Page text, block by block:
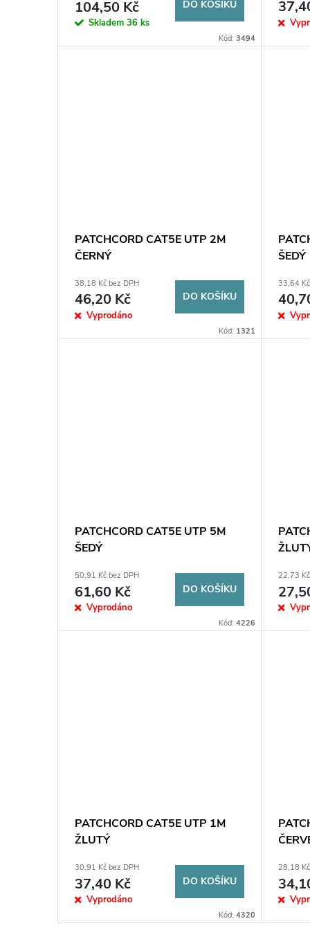
d
104,50 Kč
Skladem 36 ks
DO KOŠÍKU
Kód:3494
PATCHCORD CAT5E UTP 2M
ČERNÝ
38,18 Kč bez DPH
46,20 Kč
Vyprodáno
DO KOŠÍKU
Kód: 1321
ŠEDÝ
33,64
PATCHCORD CAT5E UTP 5M
ŠEDÝ
50,91 Kč bez DPH
61,60 Kč
Vyprodáno
DO KOŠÍKU
Kód:4226
22,73
PATCHCORD CAT5E UTP 1M
ŽLUTÝ
30,91 Kč bez DPH
37,40 Kč
Vyprodáno
DO KOŠÍKU
Kód:4320
28,18